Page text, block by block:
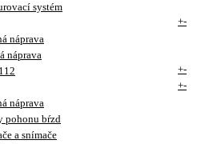
systém
+-
náprava
náprava
+-
+-
náprava
pohonu bŕzd
a snímače